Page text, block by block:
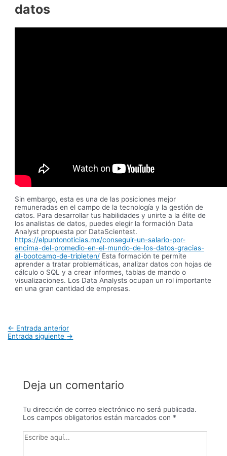
datos
Sin embargo, esta es una de las posiciones mejor
remuneradas en el campo de la tecnología y la gestión de
datos. Para desarrollar tus habilidades y unirte a la élite de
los analistas de datos, puedes elegir la formación Data
Analyst propuesta por DataScientest.
https://elpuntonoticias.mx/conseguir-un-salario-por-
encima-del-promedio-en-el-mundo-de-los-datos-gracias-
al-bootcamp-de-tripleten/ Esta formación te permite
aprender a tratar problemáticas, analizar datos con hojas de
cálculo o SQL y a crear informes, tablas de mando o
visualizaciones. Los Data Analysts ocupan un rol importante
en una gran cantidad de empresas.
Navegación
de
← Entrada anterior
Entrada siguiente →
Deja un comentario
Tu dirección de correo electrónico no será publicada.
Los campos obligatorios están marcados con *
Escribe